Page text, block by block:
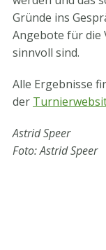
Gründe ins
Angebote für die
sinnvoll sind.
Alle Ergebnisse
der
Astrid Speer
Foto: Astrid Speer